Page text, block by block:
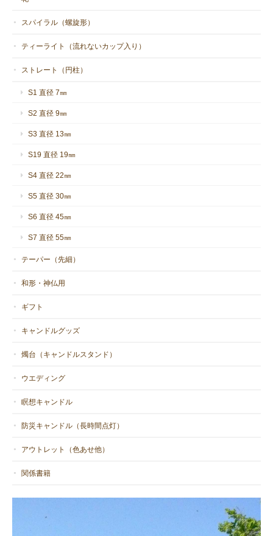
スパイラル（螺旋形）
ティーライト（流れないカップ入り）
ストレート（円柱）
S1 直径 7㎜
S2 直径 9㎜
S3 直径 13㎜
S19 直径 19㎜
S4 直径 22㎜
S5 直径 30㎜
S6 直径 45㎜
S7 直径 55㎜
テーパー（先細）
和形・神仏用
ギフト
キャンドルグッズ
燭台（キャンドルスタンド）
ウエディング
瞑想キャンドル
防災キャンドル（長時間点灯）
アウトレット（色あせ他）
関係書籍